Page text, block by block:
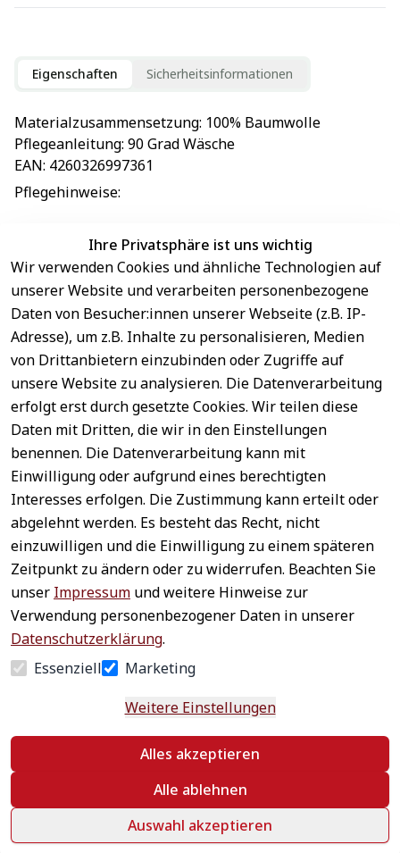
Eigenschaften Sicherheitsinformationen
Materialzusammensetzung: 100% Baumwolle
Pflegeanleitung: 90 Grad Wäsche
EAN: 4260326997361
Pflegehinweise:
EU-Verantwortliche Person - klicken Sie für Details
Ihre Privatsphäre ist uns wichtig
Wir verwenden Cookies und ähnliche Technologien auf
unserer Website und verarbeiten personenbezogene
Daten von Besucher:innen unserer Webseite (z.B. IP-
Adresse), um z.B. Inhalte zu personalisieren, Medien
von Drittanbietern einzubinden oder Zugriffe auf
unsere Website zu analysieren. Die Datenverarbeitung
erfolgt erst durch gesetzte Cookies. Wir teilen diese
Daten mit Dritten, die wir in den Einstellungen
benennen. Die Datenverarbeitung kann mit
Einwilligung oder aufgrund eines berechtigten
Interesses erfolgen. Die Zustimmung kann erteilt oder
abgelehnt werden. Es besteht das Recht, nicht
einzuwilligen und die Einwilligung zu einem späteren
Zeitpunkt zu ändern oder zu widerrufen. Beachten Sie
unser Impressum und weitere Hinweise zur
Verwendung personenbezogener Daten in unserer
Datenschutzerklärung.
Essenziell
Marketing
Weitere Einstellungen
Alles akzeptieren
Alle ablehnen
Auswahl akzeptieren
Rechtliches
AGB
Impressum
Datenschutz
Widerrufsrecht
Widerrufsform
ular
Service
Kontakt
Registrieren
Zahlung &
Versand
Newsletter
abonnieren
Häufige
Fragen
Sichere
Zahlungsar
ten
Schneller
Versand
Vertrag
textildepot24 2026